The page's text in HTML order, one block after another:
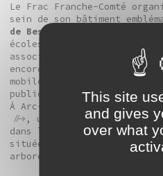
Le Frac Franche-Comté
sein de son bâtiment
de Besançon
. Il diffuse
écoles, chez ses
associations et
encore via
le Satellite,
mobile qui a pour vocation
public sur tout le
À Arc-lès-Gray se trouve
, un lieu dédié à l’art
dans la Villa Lamugnière,
située en centre-ville, au
arboré et classé.
This site
and gives
over what